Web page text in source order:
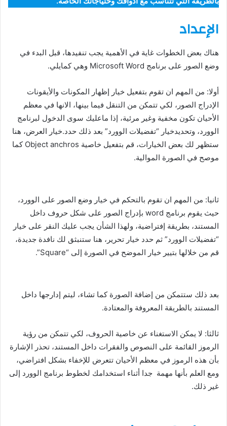
الإعداد
هناك بعض الخطوات غاية في الأهمية يجب تنفيدها، قبل البدء في
وضع الصور على برنامج Microsoft Word وهي كمايلي.
أولا: من المهم ان تقوم بتفعيل خيار إظهار المكونات والأيقونات
الإدراج الصور، لكي تتمكن من التنقل فيما بينها، الانها في معظم
الأحيان تكون مخفية وغير مرئية، إذا ماعليك سوى الدخول لبرنامج
الوورد، وتحديدخيار “تفضيلات الوورد” بعد ذلك حدد.خيار العرض، هنا
ستظهر لك بعض الخيارات، قم بتفعيل خاصية Object anchros كما
موصح في الصورة الموالية.
ثانيا: من المهم ان تقوم بالتحكم في خيار وضع الصور على الوورد،
حيث يقوم برنامج word بإدراج الصور على شكل حروف داخل
المستند، بطريقة إفتراضية، ولهذا الشأن يجب عليك النقر على خيار
“تفضيلات الوورد” ثم حدد خيار تحرير، هنا ستنبثق لك نافدة جديدة،
قم من خلالها بتيير خيار الموضح في الصورة إلى “Square”.
بعد ذلك ستتمكن من إضافة الصورة كما تشاء، ليتم إدارجها داخل
المستند بالطريقة المعروفة والمعتادة.
ثالثا: لا يمكن الاستغناء عن خاصية الحروف، لكي تتمكن من رؤية
الرموز القائمة على النصوص والفقرات داخل المستند، تحذر الإشارة
بأن هذه الرموز في معظم الأحيان تتعرض للإخفاء بشكل افتراضي،
ومع العلم بأنها مهمة جدا أثناء استخدامك لخطوط برنامج الوورد إلى
غير ذلك.